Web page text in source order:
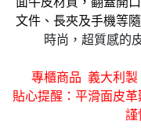
文件、長夾及手機等
時尚，超質感的
專櫃商品 義大利
貼心提醒：平滑面皮
謹